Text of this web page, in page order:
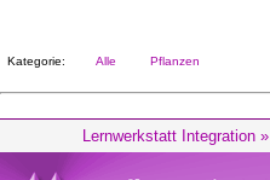
Kategorie: Alle Pflanzen
Lernwerkstatt Integration »